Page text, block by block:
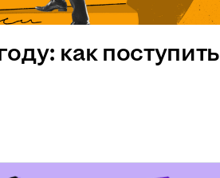
как поступить